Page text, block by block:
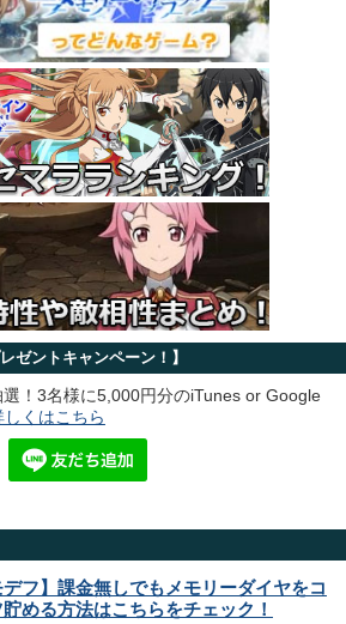
レゼントキャンペーン！】
！3名様に5,000円分のiTunes or Google
しくはこちら
デフ】課金無しでもメモリーダイヤをコ
める方法はこちらをチェック！